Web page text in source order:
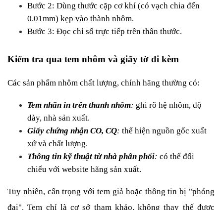
Bước 2: Dùng thước cặp cơ khí (có vạch chia đến
0.01mm) kẹp vào thành nhôm.
Bước 3: Đọc chỉ số trực tiếp trên thân thước.
Kiểm tra qua tem nhôm và giấy tờ đi kèm
Các sản phẩm nhôm chất lượng, chính hãng thường có:
Tem nhãn in trên thanh nhôm: ghi rõ hệ nhôm, độ
dày, nhà sản xuất.
Giấy chứng nhận CO, CQ: thể hiện nguồn gốc xuất
xứ và chất lượng.
Thông tin kỹ thuật từ nhà phân phối: có thể đối
chiếu với website hãng sản xuất.
Tuy nhiên, cẩn trọng với tem giả hoặc thông tin bị "phóng
đại". Tem chỉ là cơ sở tham khảo, không thay thế được